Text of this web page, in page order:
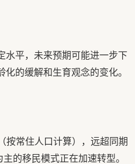
水平，未来预期可能进一步下
的缓解和生育观念的变化。
按常住人口计算），远超同期
的移民模式正在加速转型。